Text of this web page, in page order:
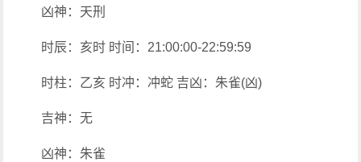
凶神：天刑
时辰：亥时 时间：21:00:00-22:59:59
时柱：乙亥 时冲：冲蛇 吉凶：朱雀(凶)
吉神：无
凶神：朱雀